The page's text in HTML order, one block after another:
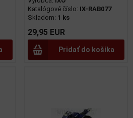
Katalógové číslo: IX-RAB077
Skladom: 1 ks
29,95 EUR
Pridať do košíka